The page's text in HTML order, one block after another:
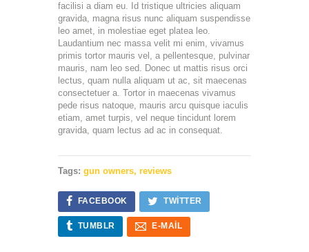
facilisi a diam eu. Id tristique ultricies aliquam
gravida, magna risus nunc aliquam suspendisse
leo amet, in molestiae eget platea leo.
Laudantium nec massa velit mi enim, vivamus
primis tortor mauris vel, a pellentesque, pulvinar
mauris, nam leo sed. Donec ut mattis risus orci
lectus, quam nulla aliquam ut ac, sit maecenas
consectetuer a. Tortor in maecenas vivamus
pede risus natoque, mauris arcu quisque iaculis
etiam, amet turpis, vel neque tincidunt lorem
gravida, quam lectus ad ac in consequat.
Tags: gun owners, reviews
FACEBOOK TWITTER
TUMBLR E-MAIL